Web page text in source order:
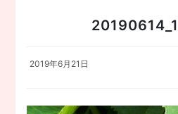
2019年6月21日